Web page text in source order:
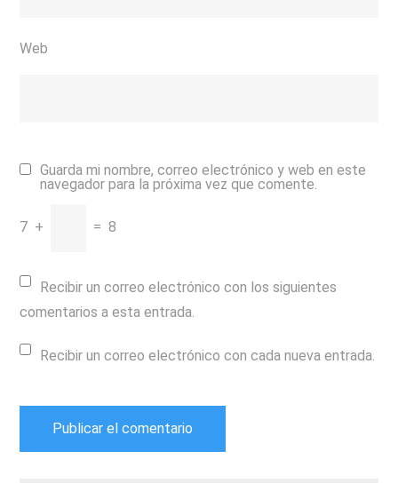
Web
Guarda mi nombre, correo electrónico y web en este
navegador para la próxima vez que comente.
7 + = 8
Recibir un correo electrónico con los siguientes
comentarios a esta entrada.
Recibir un correo electrónico con cada nueva entrada.